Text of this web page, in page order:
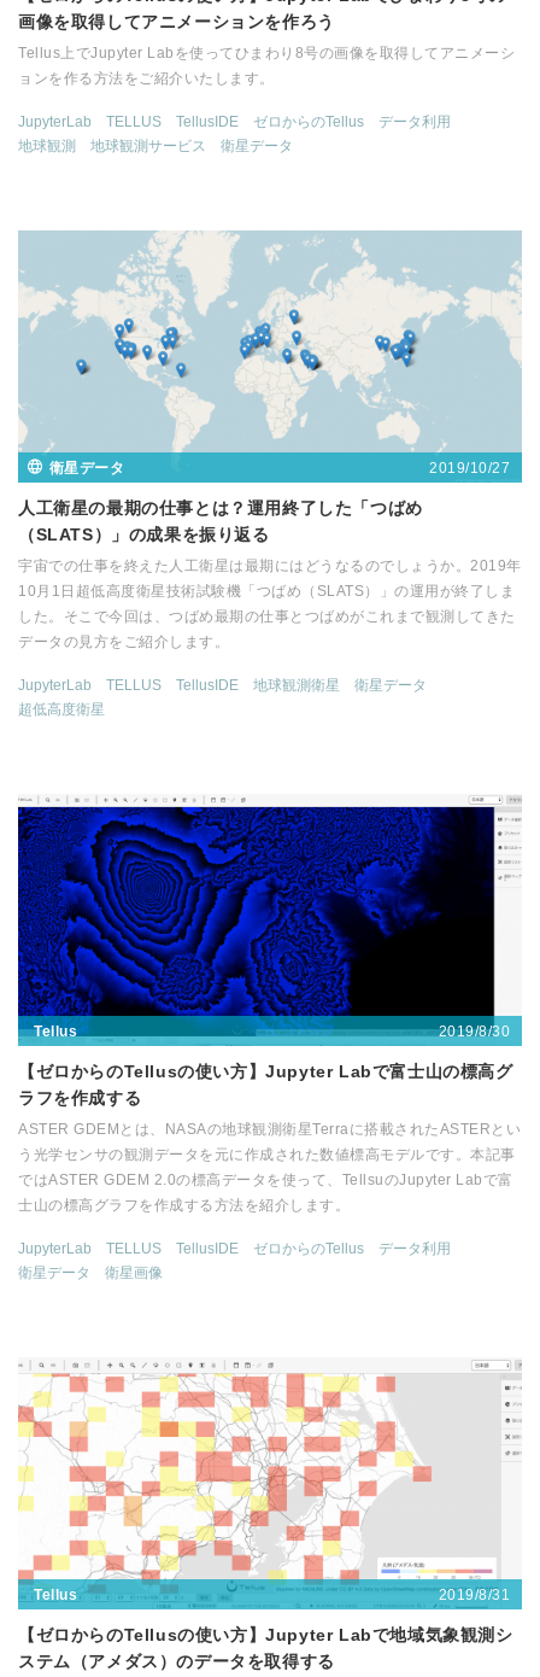
画像を取得してアニメーションを作ろう
Tellus上でJupyter Labを使ってひまわり8号の画像を取得してアニメーシ
ョンを作る方法をご紹介いたします。
JupyterLab TELLUS TellusIDE ゼロからのTellus
データ利用
地球観測
地球観測サービス 衛星データ
衛星データ 2019/10/27
人工衛星の最期の仕事とは？運用終了した「つばめ
（SLATS）」の成果を振り返る
宇宙での仕事を終えた人工衛星は最期にはどうなるのでしょうか。2019年
10月1日超低高度衛星技術試験機「つばめ（SLATS）」の運用が終了しま
した。そこで今回は、つばめ最期の仕事とつばめがこれまで観測してきた
データの見方をご紹介します。
JupyterLab TELLUS TellusIDE 地球観測衛星
衛星データ
超低高度衛星
Tellus 2019/8/30
【ゼロからのTellusの使い方】Jupyter Labで富士山の標高グ
ラフを作成する
ASTER GDEMとは、NASAの地球観測衛星Terraに搭載されたASTERとい
う光学センサの観測データを元に作成された数値標高モデルです。本記事
ではASTER GDEM 2.0の標高データを使って、TellsuのJupyter Labで富
士山の標高グラフを作成する方法を紹介します。
JupyterLab TELLUS TellusIDE ゼロからのTellus
データ利用
衛星データ
衛星画像
Tellus 2019/8/31
【ゼロからのTellusの使い方】Jupyter Labで地域気象観測シ
ステム（アメダス）のデータを取得する